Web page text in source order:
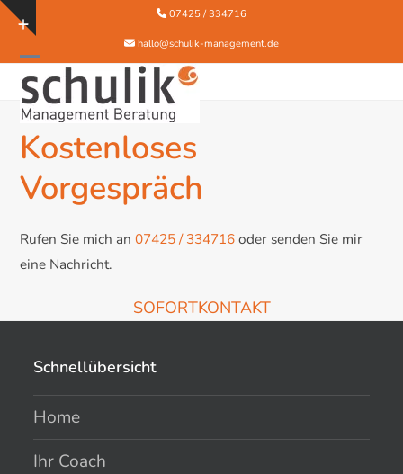
Skip
content
Show
notice
07425 / 334716
hallo@schulik-management.de
Open
mobile
menu
Close
mobile
menu
Kostenloses
Vorgespräch
Rufen Sie mich an07425 / 334716oder senden Sie mir
eine Nachricht.
SOFORTKONTAKT
Schnellübersicht
Home
Ihr Coach